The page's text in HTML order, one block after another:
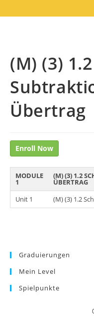
(M) (3)
Übertrag
Enroll Now
MODULE
1
(M) (3) 1.2
ÜBERTRAG
Unit 1
(M) (3) 1.2
Graduierungen
Mein Level
Spielpunkte